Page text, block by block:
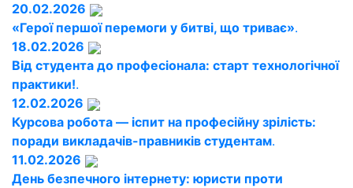
20.02.2026
«Герої першої перемоги у битві, що триває».
18.02.2026
Від студента до професіонала: старт технологічної
практики!.
12.02.2026
Курсова робота — іспит на професійну зрілість:
поради викладачів-правників студентам.
11.02.2026
День безпечного інтернету: юристи проти